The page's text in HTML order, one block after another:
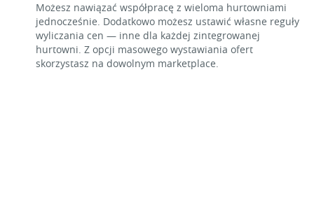
Możesz nawiązać współpracę z wieloma hurtowniami
jednocześnie. Dodatkowo możesz ustawić własne reguły
wyliczania cen — inne dla każdej zintegrowanej
hurtowni. Z opcji masowego wystawiania ofert
skorzystasz na dowolnym marketplace.